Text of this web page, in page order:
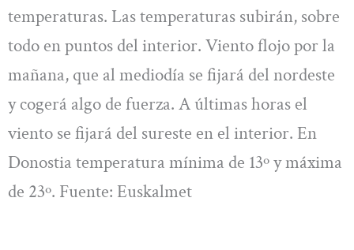
temperaturas. Las temperaturas subirán, sobre
todo en puntos del interior. Viento flojo por la
mañana, que al mediodía se fijará del nordeste
y cogerá algo de fuerza. A últimas horas el
viento se fijará del sureste en el interior. En
Donostia temperatura mínima de 13º y máxima
de 23º. Fuente: Euskalmet